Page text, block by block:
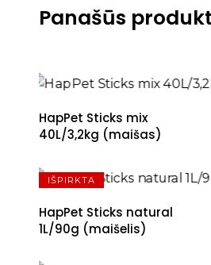
Panašūs
HapPet Sticks mix
40L/3,2kg (maišas)
IŠPIRKTA
HapPet Sticks natural
1L/90g (maišelis)